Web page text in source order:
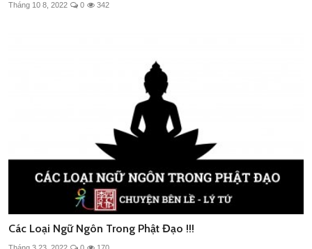
Tháng 10 8, 2022 0 342
Các Loại Ngữ Ngôn Trong Phật Đạo !!!